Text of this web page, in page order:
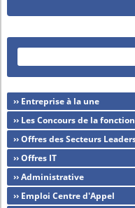
›› Entreprise à la une
›› Les Concours de la
›› Offres des Secteurs
›› Offres IT
›› Administrative
›› Emploi Centre d'Appel